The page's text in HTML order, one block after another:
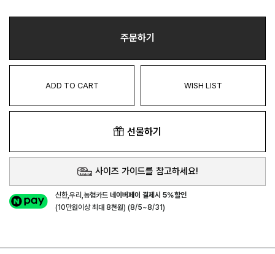
주문하기
ADD TO CART WISH LIST
선물하기
사이즈 가이드를 참고하세요!
신한,우리,농협카드네이버페이 결제시 5%할인
(10만원이상 최대 8천원) (8/5~8/31)